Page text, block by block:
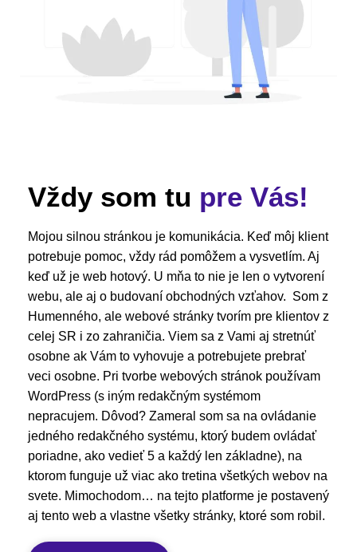
Vždy som tu pre Vás!
Mojou silnou stránkou je komunikácia. Keď môj klient
potrebuje pomoc, vždy rád pomôžem a vysvetlím. Aj
keď už je web hotový. U mňa to nie je len o vytvorení
webu, ale aj o budovaní obchodných vzťahov. Som z
Humenného, ale webové stránky tvorím pre klientov z
celej SR i zo zahraničia. Viem sa z Vami aj stretnúť
osobne ak Vám to vyhovuje a potrebujete prebrať
veci osobne. Pri tvorbe webových stránok používam
WordPress (s iným redakčným systémom
nepracujem. Dôvod? Zameral som sa na ovládanie
jedného redakčného systému, ktorý budem ovládať
poriadne, ako vedieť 5 a každý len základne), na
ktorom funguje už viac ako tretina všetkých webov na
svete. Mimochodom… na tejto platforme je postavený
aj tento web a vlastne všetky stránky, ktoré som robil.